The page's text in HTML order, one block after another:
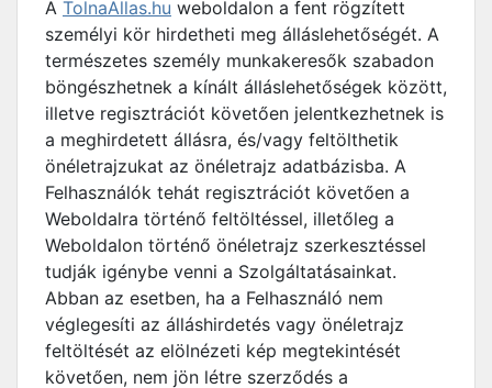
A TolnaAllas.hu weboldalon a fent rögzített
személyi kör hirdetheti meg álláslehetőségét. A
természetes személy munkakeresők szabadon
böngészhetnek a kínált álláslehetőségek között,
illetve regisztrációt követően jelentkezhetnek is
a meghirdetett állásra, és/vagy feltölthetik
önéletrajzukat az önéletrajz adatbázisba. A
Felhasználók tehát regisztrációt követően a
Weboldalra történő feltöltéssel, illetőleg a
Weboldalon történő önéletrajz szerkesztéssel
tudják igénybe venni a Szolgáltatásainkat.
Abban az esetben, ha a Felhasználó nem
véglegesíti az álláshirdetés vagy önéletrajz
feltöltését az elölnézeti kép megtekintését
követően, nem jön létre szerződés a